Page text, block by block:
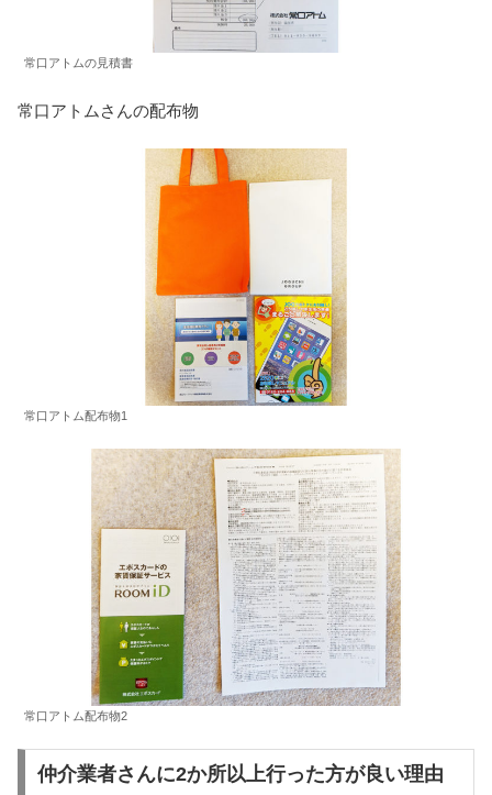
常口アトムの見積書
常口アトムさんの配布物
常口アトム配布物1
常口アトム配布物2
仲介業者さんに2か所以上行った方が良い理由